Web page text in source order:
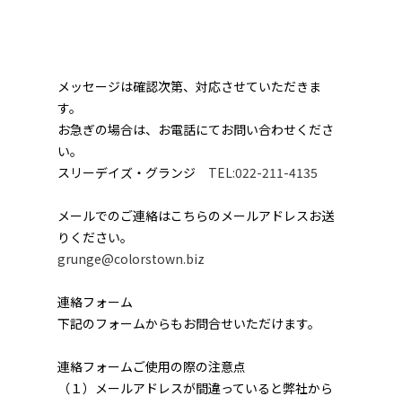
メッセージは確認次第、対応させていただきま
す。
お急ぎの場合は、お電話にてお問い合わせくださ
い。
スリーデイズ・グランジ TEL:022-211-4135
メールでのご連絡はこちらのメールアドレスお送
りください。
grunge@colorstown.biz
連絡フォーム
下記のフォームからもお問合せいただけます。
連絡フォームご使用の際の注意点
（１）メールアドレスが間違っていると弊社から